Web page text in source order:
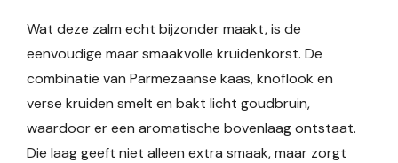
Wat deze zalm echt bijzonder maakt, is de
eenvoudige maar smaakvolle kruidenkorst. De
combinatie van Parmezaanse kaas, knoflook en
verse kruiden smelt en bakt licht goudbruin,
waardoor er een aromatische bovenlaag ontstaat.
Die laag geeft niet alleen extra smaak, maar zorgt